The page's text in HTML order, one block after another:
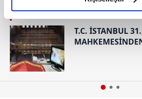
elimizden gelen çabayı gösterdiğimizi
reklamların maliyetlerimizi
kalemimiz olduğunu sizlere
Her halükârda, kullanıcılar, bu
takdirde, kullanıcılara hedefli reklamlar
gösterilmeyecektir."
RESMİ İLANLAR
T.C. İSTANBUL